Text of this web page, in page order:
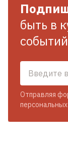
быть в
событий
Отправляя